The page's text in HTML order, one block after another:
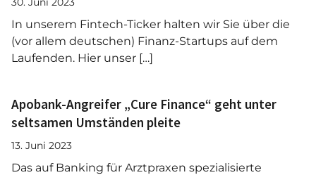
In unserem Fintech-Ticker halten wir Sie über die
(vor allem deutschen) Finanz-Startups auf dem
Laufenden. Hier unser […]
Apobank-Angreifer „Cure Finance“ geht unter
seltsamen Umständen pleite
13. Juni 2023
Das auf Banking für Arztpraxen spezialisierte